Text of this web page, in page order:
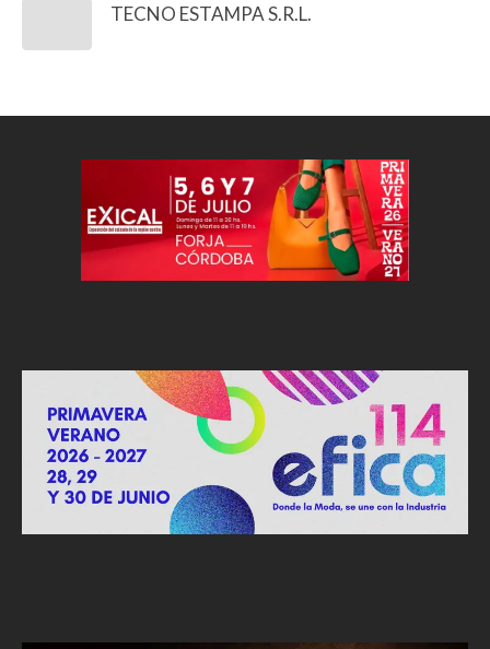
TECNO ESTAMPA S.R.L.